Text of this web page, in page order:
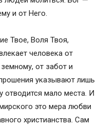
и от Него.
Твое, Воля Твоя,
человека от
от забот и
указывают лишь
отводится мало места. И
это мера любви
христианства. Сам